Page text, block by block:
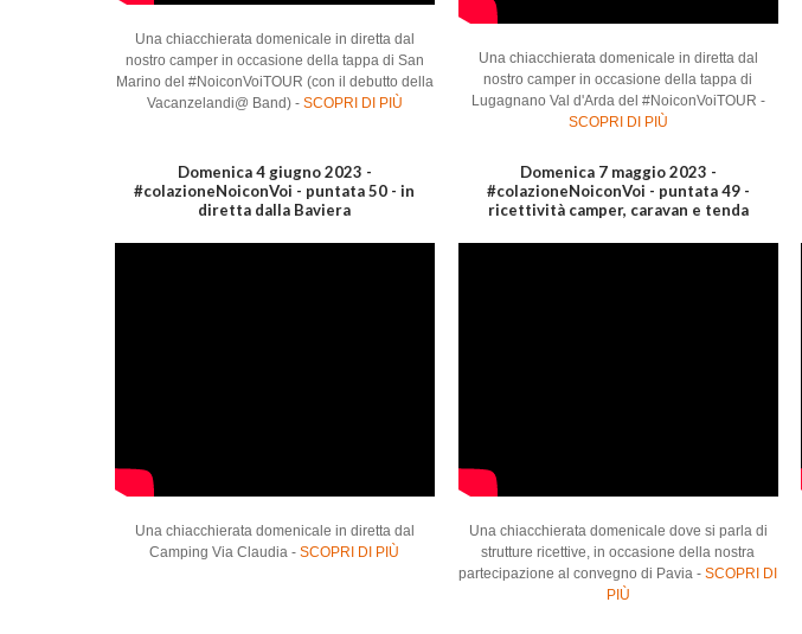
Una chiacchierata domenicale in diretta dal
nostro camper in occasione della tappa di San
Marino del #NoiconVoiTOUR (con il debutto della
Vacanzelandi@ Band) - SCOPRI DI PIÙ
Una chiacchierata domenicale in diretta dal
nostro camper in occasione della tappa di
Lugagnano Val d'Arda del #NoiconVoiTOUR -
SCOPRI DI PIÙ
Domenica 4 giugno 2023 -
#colazioneNoiconVoi - puntata 50 - in
diretta dalla Baviera
Una chiacchierata domenicale in diretta dal
Camping Via Claudia -SCOPRI DI PIÙ
Domenica 7 maggio 2023 -
#colazioneNoiconVoi - puntata 49 -
ricettività camper, caravan e tenda
Una chiacchierata domenicale dove si parla di
strutture ricettive, in occasione della nostra
partecipazione al convegno di Pavia -SCOPRI DI
PIÙ